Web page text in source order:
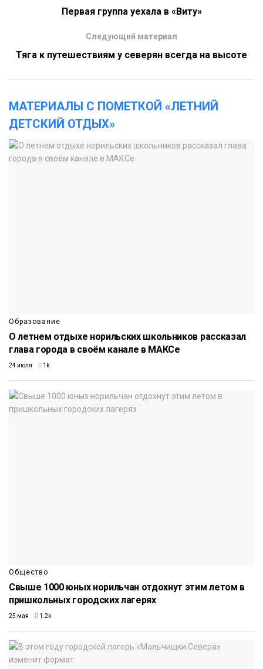
Первая группа уехала в «Виту»
Следующий материал
Тяга к путешествиям у северян всегда на высоте
МАТЕРИАЛЫ С ПОМЕТКОЙ «ЛЕТНИЙ
ДЕТСКИЙ ОТДЫХ»
Образование
О летнем отдыхе норильских школьников рассказал
глава города в своём канале в МАКСе
24 июля 1k
Общество
Свыше 1000 юных норильчан отдохнут этим летом в
пришкольных городских лагерях
25 мая 1.2k